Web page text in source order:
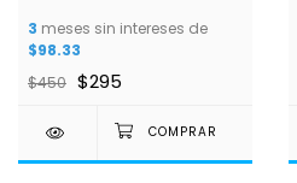
3 meses sin intereses de
$98.33
$450 $295